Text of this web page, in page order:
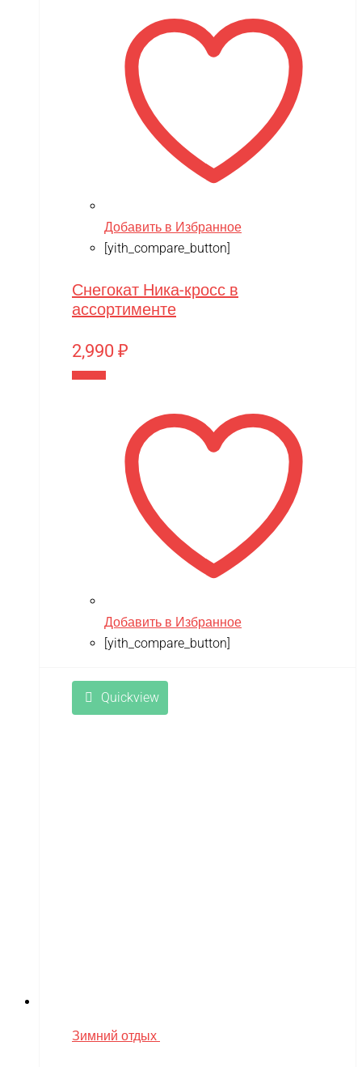
Добавить в Избранное
[yith_compare_button]
Снегокат Ника-кросс в
ассортименте
2,990 ₽
Добавить в Избранное
[yith_compare_button]
Quickview
Зимний отдых